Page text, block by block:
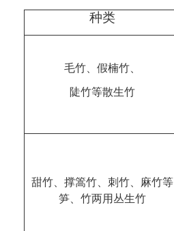
种类
毛竹、假楠竹、
陡竹等散生竹
甜竹、撑篙竹、刺竹、麻竹等
笋、竹两用丛生竹